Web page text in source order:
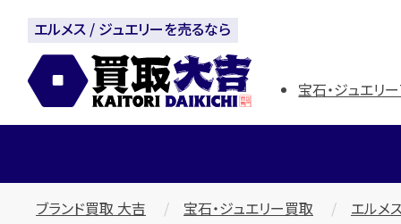
エルメス / ジュエリーを売るなら
宝石・ジュエリ
ブランド買取 大吉 宝石・ジュエリー買取 エルメ